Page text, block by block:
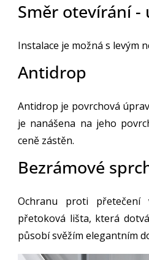
Směr otevírání -
Instalace je možná s levým
Antidrop
Antidrop je povrchová
je nanášena na jeho
ceně zástěn.
Bezrámové
Ochranu proti přetečení
přetoková lišta, která
působí svěžím elegantním